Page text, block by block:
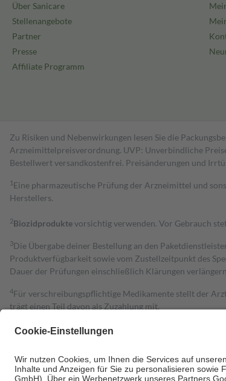
Über Sanicare
Stellenangebote
Partner
Presse
Affiliate Programm
Zu Risiken und Nebenwirkungen lesen Sie die
Arzneimittelpreisverordnung. UVP: Unverbindliche
Bestell­wert versand­kosten­frei. Preisänderungen und
1 Eine pharmazeutische Prüfung der Arzneimittel und
Herstellers.
2Biozidproduktevorsichtig verwenden. Vor Gebrauch
3Die Übergabe deiner Bestellung an den
Produktverfügbarkeit sowie vom Zustellzeitpunkt des
Dauer der Prüfungen einschließlich Klärungen
4Für verschreibungspflichtige Medikamente stellt der
trägt einen Teil davon als Zuzahlung mit.
zu entrichten.
Bei Heilmitteln und häuslicher Krankenpflege beträgt
Um das Engagement der Versicherten für ihre eigene